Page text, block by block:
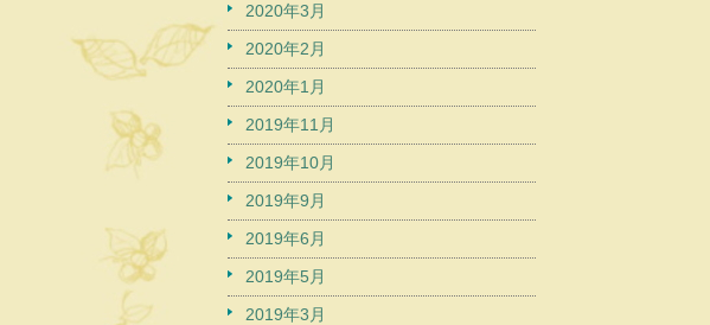
2020年3月
2020年2月
2020年1月
2019年11月
2019年10月
2019年9月
2019年6月
2019年5月
2019年3月